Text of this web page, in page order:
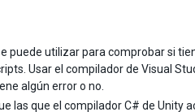
puede utilizar para comprobar si
Usar el compilador de Visual
algún error o no.
las que el compilador C# de Unity